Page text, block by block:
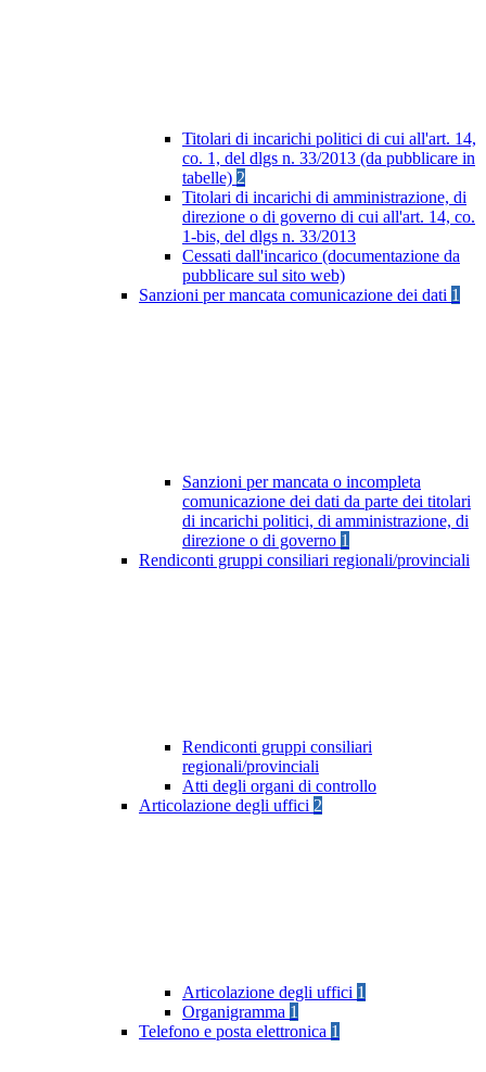
Titolari di incarichi politici di cui all'art. 14,
co. 1, del dlgs n. 33/2013 (da pubblicare in
tabelle) 2
Titolari di incarichi di amministrazione, di
direzione o di governo di cui all'art. 14, co.
1-bis, del dlgs n. 33/2013
Cessati dall'incarico (documentazione da
pubblicare sul sito web)
Sanzioni per mancata comunicazione dei dati 1
Sanzioni per mancata o incompleta
comunicazione dei dati da parte dei titolari
di incarichi politici, di amministrazione, di
direzione o di governo 1
Rendiconti gruppi consiliari regionali/provinciali
Rendiconti gruppi consiliari
regionali/provinciali
Atti degli organi di controllo
Articolazione degli uffici 2
Articolazione degli uffici 1
Organigramma 1
Telefono e posta elettronica 1